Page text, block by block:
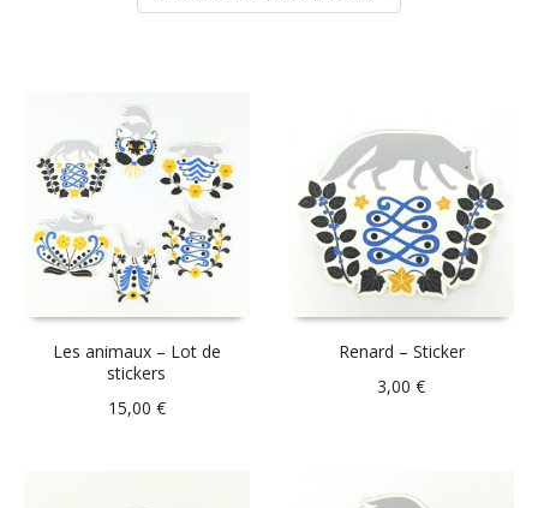
Les animaux – Lot de
stickers
15,00 €
Renard – Sticker
3,00€